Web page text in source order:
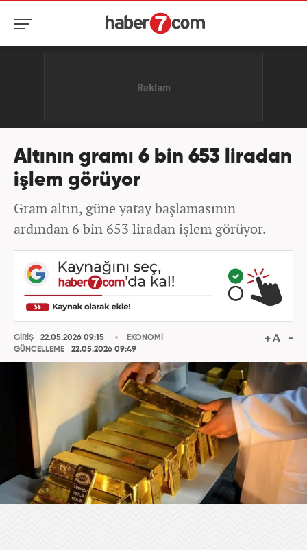
Altının gramı 6 bin 653 liradan
işlem görüyor
Gram altın, güne yatay başlamasının
ardından 6 bin 653 liradan işlem görüyor.
GİRİŞ
22.05.2026 09:15
GÜNCELLEME
22.05.2026 09:49
EKONOMİ